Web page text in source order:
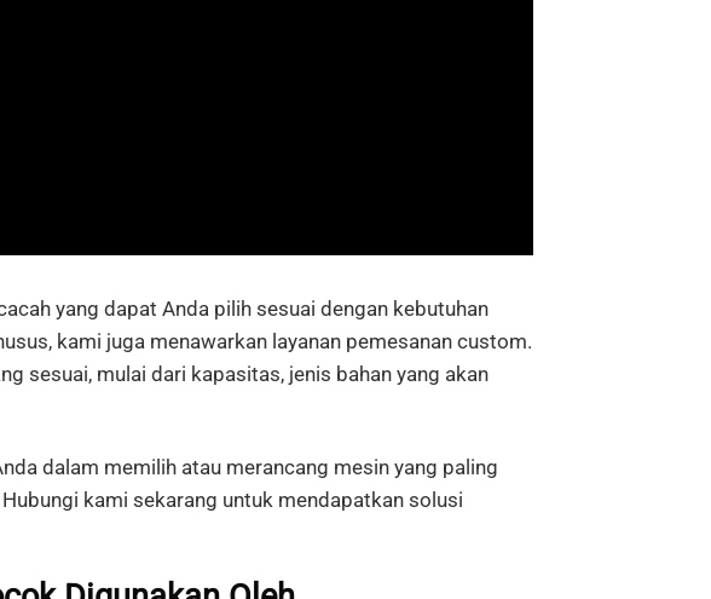
yang dapat Anda pilih sesuai dengan kebutuhan
kami juga menawarkan layanan pemesanan custom.
sesuai, mulai dari kapasitas, jenis bahan yang akan
dalam memilih atau merancang mesin yang paling
kami sekarang untuk mendapatkan solusi